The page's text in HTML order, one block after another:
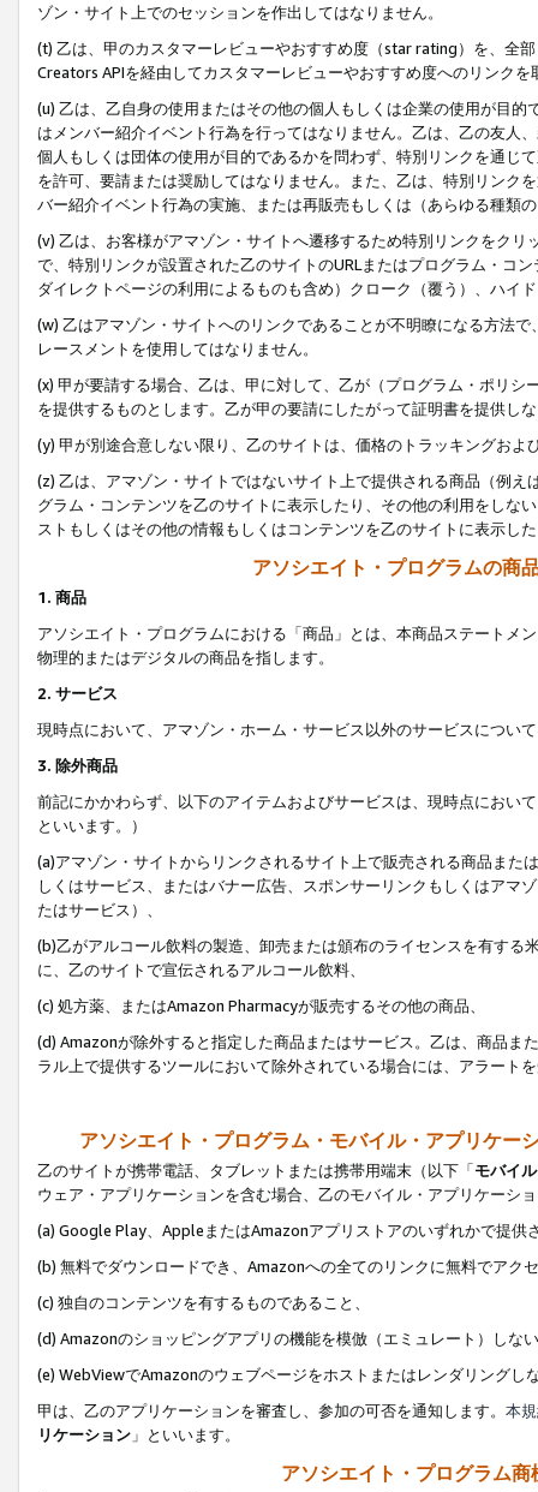
ゾン・サイト上でのセッションを作出してはなりません。
(t) 乙は、甲のカスタマーレビューやおすすめ度（star rating）を、全
Creators APIを経由してカスタマーレビューやおすすめ度へのリンクを
(u) 乙は、乙自身の使用またはその他の個人もしくは企業の使用が目
はメンバー紹介イベント行為を行ってはなりません。乙は、乙の友人
個人もしくは団体の使用が目的であるかを問わず、特別リンクを通じ
を許可、要請または奨励してはなりません。また、乙は、特別リンク
バー紹介イベント行為の実施、または再販売もしくは（あらゆる種類
(v) 乙は、お客様がアマゾン・サイトへ遷移するため特別リンクをク
で、特別リンクが設置された乙のサイトのURLまたはプログラム・コ
ダイレクトページの利用によるものも含め）クローク（覆う）、ハイ
(w) 乙はアマゾン・サイトへのリンクであることが不明瞭になる方法
レースメントを使用してはなりません。
(x) 甲が要請する場合、乙は、甲に対して、乙が（プログラム・ポリ
を提供するものとします。乙が甲の要請にしたがって証明書を提供し
(y) 甲が別途合意しない限り、乙のサイトは、価格のトラッキングお
(z) 乙は、アマゾン・サイトではないサイト上で提供される商品（例
グラム・コンテンツを乙のサイトに表示したり、その他の利用をしな
ストもしくはその他の情報もしくはコンテンツを乙のサイトに表示し
アソシエイト・プログラムの商
1. 商品
アソシエイト・プログラムにおける「商品」とは、本商品ステートメ
物理的またはデジタルの商品を指します。
2. サービス
現時点において、アマゾン・ホーム・サービス以外のサービスについ
3. 除外商品
前記にかかわらず、以下のアイテムおよびサービスは、現時点におい
といいます。）
(a)アマゾン・サイトからリンクされるサイト上で販売される商品ま
しくはサービス、またはバナー広告、スポンサーリンクもしくはアマ
たはサービス）、
(b)乙がアルコール飲料の製造、卸売または頒布のライセンスを有す
に、乙のサイトで宣伝されるアルコール飲料、
(c) 処方薬、またはAmazon Pharmacyが販売するその他の商品、
(d) Amazonが除外すると指定した商品またはサービス。乙は、商品ま
ラル上で提供するツールにおいて除外されている場合には、アラート
アソシエイト・プログラム・モバイル・アプリケー
乙のサイトが携帯電話、タブレットまたは携帯用端末（以下「モバイ
ウェア・アプリケーションを含む場合、乙のモバイル・アプリケーシ
(a) Google Play、AppleまたはAmazonアプリストアのいずれかで提供
(b) 無料でダウンロードでき、Amazonへの全てのリンクに無料でアク
(c) 独自のコンテンツを有するものであること、
(d) Amazonのショッピングアプリの機能を模倣（エミュレート）しな
(e) WebViewでAmazonのウェブページをホストまたはレンダリングし
甲は、乙のアプリケーションを審査し、参加の可否を通知します。 本
リケーション 」といいます。
アソシエイト・プログラム